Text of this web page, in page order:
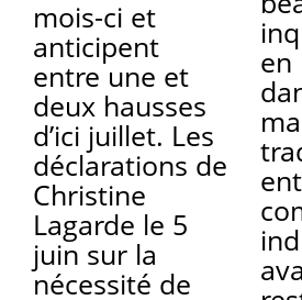
mois-ci et
anticipent
entre une et
deux hausses
d’ici juillet. Les
déclarations de
Christine
Lagarde le 5
juin sur la
nécessité de
en